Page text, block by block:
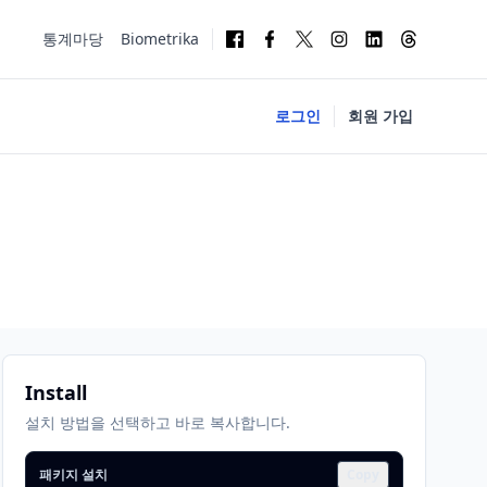
통계마당 Biometrika
로그인 회원 가입
Install
설치 방법을 선택하고 바로 복사합니다.
패키지 설치